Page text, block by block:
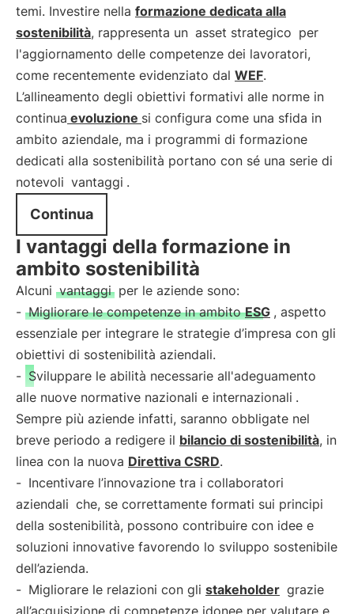
temi. Investire nella formazione dedicata alla
sostenibilità, rappresenta un asset strategico per
l'aggiornamento delle competenze dei lavoratori,
come recentemente evidenziato dal WEF.
L’allineamento degli obiettivi formativi alle norme in
continua evoluzione si configura come una sfida in
ambito aziendale, ma i programmi di formazione
dedicati alla sostenibilità portano con sé una serie di
notevoli vantaggi .
Continua
I vantaggi della formazione in
ambito sostenibilità
Alcuni vantaggi per le aziende sono:
- Migliorare le competenze in ambitoESG , aspetto
essenziale per integrare le strategie d’impresa con gli
obiettivi di sostenibilità aziendali.
- Sviluppare le abilità necessarie all'adeguamento
alle nuove normative nazionali e internazionali .
Sempre più aziende infatti, saranno obbligate nel
breve periodo a redigere il bilancio di sostenibilità, in
linea con la nuova Direttiva CSRD.
- Incentivare l’innovazione tra i collaboratori
aziendali che, se correttamente formati sui principi
della sostenibilità, possono contribuire con idee e
soluzioni innovative favorendo lo sviluppo sostenibile
dell’azienda.
- Migliorare le relazioni con gli stakeholder grazie
all’acquisizione di competenze idonee per valutare e